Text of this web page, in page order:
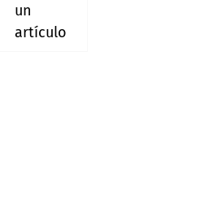
un
artículo